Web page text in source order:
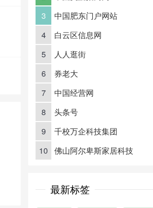
3
中国肥东门户网站
4
白云区信息网
5
人人逛街
6
券老大
7
中国经营网
8
头条号
9
千校万企科技集团
10
佛山阿尔卑斯家居科技
最新标签